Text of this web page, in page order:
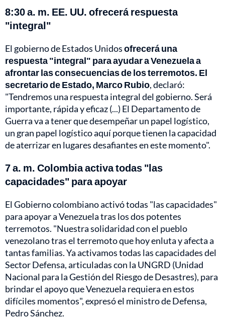
8:30 a. m. EE. UU. ofrecerá respuesta
"integral"
El gobierno de Estados Unidosofrecerá una
respuesta "integral" para ayudar a Venezuela a
afrontar las consecuencias de los terremotos. El
secretario de Estado, Marco Rubio, declaró:
"Tendremos una respuesta integral del gobierno. Será
importante, rápida y eficaz (...) El Departamento de
Guerra va a tener que desempeñar un papel logístico,
un gran papel logístico aquí porque tienen la capacidad
de aterrizar en lugares desafiantes en este momento".
7 a. m. Colombia activa todas "las
capacidades" para apoyar
El Gobierno colombiano activó todas "las capacidades"
para apoyar a Venezuela tras los dos potentes
terremotos. "Nuestra solidaridad con el pueblo
venezolano tras el terremoto que hoy enluta y afecta a
tantas familias. Ya activamos todas las capacidades del
Sector Defensa, articuladas con la UNGRD (Unidad
Nacional para la Gestión del Riesgo de Desastres), para
brindar el apoyo que Venezuela requiera en estos
difíciles momentos", expresó el ministro de Defensa,
Pedro Sánchez.